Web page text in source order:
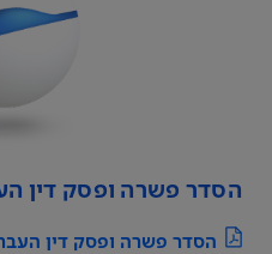
הסדר פשרה ופסק דין
הסדר פשרה ופסק דין